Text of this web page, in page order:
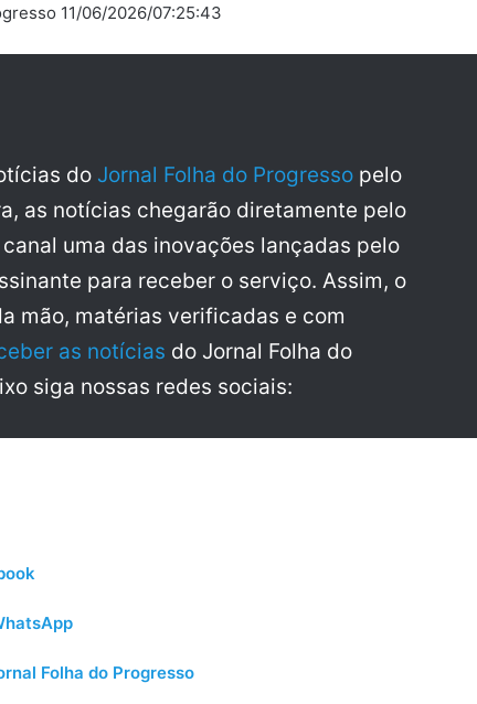
11/06/2026/07:25:43
do Jornal Folha do Progresso pelo
as notícias chegarão diretamente pelo
uma das inovações lançadas pelo
para receber o serviço. Assim, o
mão, matérias verificadas e com
as notícias do Jornal Folha do
siga nossas redes sociais:
Folha do Progresso